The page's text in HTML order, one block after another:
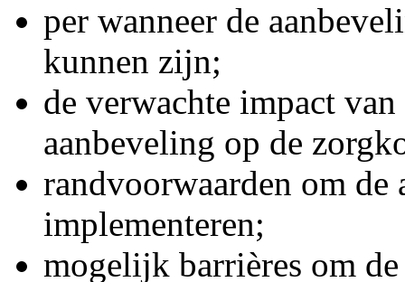
per wanneer de
kunnen zijn;
de verwachte impact
aanbeveling op de
randvoorwaarden om de
implementeren;
mogelijk barrières om